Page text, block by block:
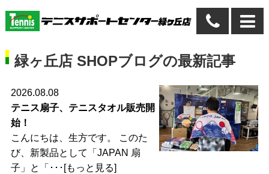
緑ヶ丘店 SHOPブログの最新記事
2026.08.08
テニス扇子、テニスタオル販売開
始！
こんにちは、生方です。 このた
び、新製品として「JAPAN 扇
子」と「･･･[もっと見る]